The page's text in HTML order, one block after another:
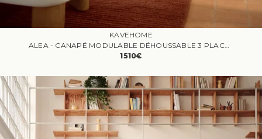
KAVEHOME
ALEA - CANAPÉ MODULABLE DÉHOUSSABLE 3 PLACES
1510€